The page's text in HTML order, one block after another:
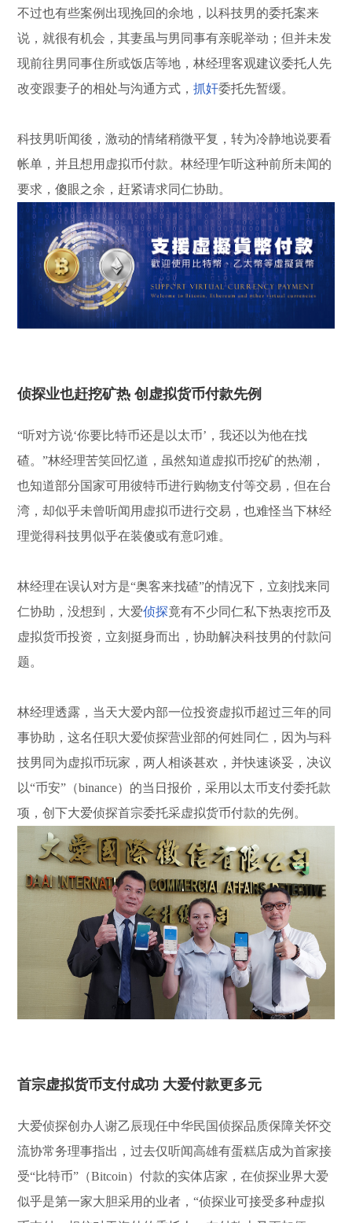
不过也有些案例出现挽回的余地，以科技男的委托案来
说，就很有机会，其妻虽与男同事有亲昵举动；但并未发
现前往男同事住所或饭店等地，林经理客观建议委托人先
改变跟妻子的相处与沟通方式，抓奸委托先暂缓。
科技男听闻後，激动的情绪稍微平复，转为冷静地说要看
帐单，并且想用虚拟币付款。林经理乍听这种前所未闻的
要求，傻眼之余，赶紧请求同仁协助。
侦探业也赶挖矿热 创虚拟货币付款先例
“听对方说‘你要比特币还是以太币’，我还以为他在找
碴。”林经理苦笑回忆道，虽然知道虚拟币挖矿的热潮，
也知道部分国家可用彼特币进行购物支付等交易，但在台
湾，却似乎未曾听闻用虚拟币进行交易，也难怪当下林经
理觉得科技男似乎在装傻或有意叼难。
林经理在误认对方是“奥客来找碴”的情况下，立刻找来同
仁协助，没想到，大爱侦探竟有不少同仁私下热衷挖币及
虚拟货币投资，立刻挺身而出，协助解决科技男的付款问
题。
林经理透露，当天大爱内部一位投资虚拟币超过三年的同
事协助，这名任职大爱侦探营业部的何姓同仁，因为与科
技男同为虚拟币玩家，两人相谈甚欢，并快速谈妥，决议
以“币安”（binance）的当日报价，采用以太币支付委托款
项，创下大爱侦探首宗委托采虚拟货币付款的先例。
首宗虚拟货币支付成功 大爱付款更多元
大爱侦探创办人谢乙辰现任中华民国侦探品质保障关怀交
流协常务理事指出，过去仅听闻高雄有蛋糕店成为首家接
受“比特币”（Bitcoin）付款的实体店家，在侦探业界大爱
似乎是第一家大胆采用的业者，“侦探业可接受多种虚拟